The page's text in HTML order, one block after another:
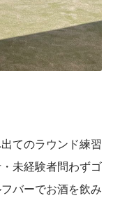
てのラウンド練習
未経験者問わずゴ
バーでお酒を飲み